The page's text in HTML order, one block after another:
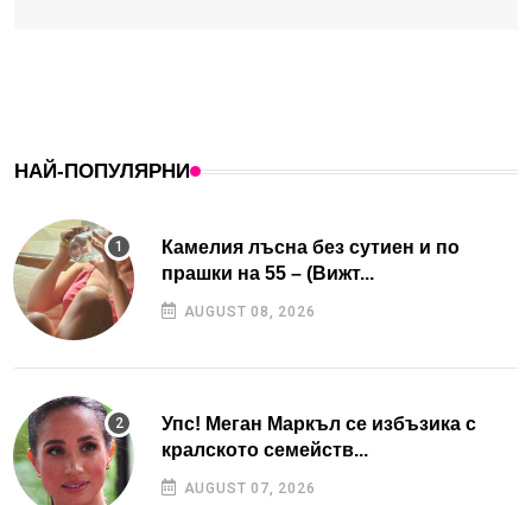
НАЙ-ПОПУЛЯРНИ
Камелия лъсна без сутиен и по
прашки на 55 – (Вижт...
AUGUST 08, 2026
Упс! Меган Маркъл се избъзика с
кралското семейств...
AUGUST 07, 2026